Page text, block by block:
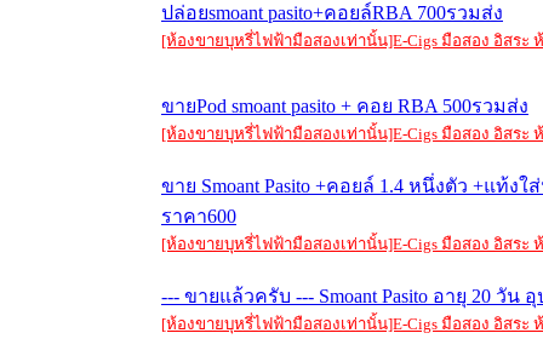
ปล่อยsmoant pasito+คอยล์RBA 700รวมส่ง
[ห้องขายบุหรี่ไฟฟ้ามือสองเท่านั้น]E-Cigs มือสอง อิสระ
ขายPod smoant pasito + คอย RBA 500รวมส่ง
[ห้องขายบุหรี่ไฟฟ้ามือสองเท่านั้น]E-Cigs มือสอง อิสระ
ขาย Smoant Pasito +คอยล์ 1.4 หนึ่งตัว +แท้
ราคา600
[ห้องขายบุหรี่ไฟฟ้ามือสองเท่านั้น]E-Cigs มือสอง อิสระ
--- ขายแล้วครับ --- Smoant Pasito อายุ 20 วัน
[ห้องขายบุหรี่ไฟฟ้ามือสองเท่านั้น]E-Cigs มือสอง อิสระ